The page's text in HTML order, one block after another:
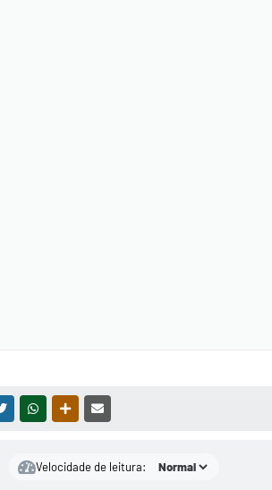
TWITTERWHATSAPPOUTRAS MÍDIAS
Velocidade de leitura: